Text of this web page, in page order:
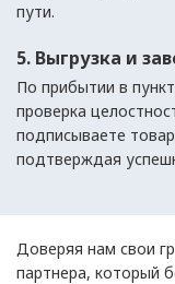
пути.
5. Выгрузка и
По прибытии в
проверка
подписываете
подтверждая
Доверяя нам свои
партнера, который